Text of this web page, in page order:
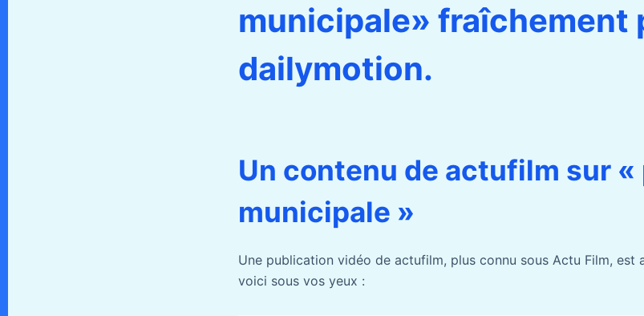
municipale» fraîchement
dailymotion.
Un contenu de actufilm sur «
municipale »
Une publication vidéo de actufilm, plus connu sous Actu Film, est
voici sous vos yeux :